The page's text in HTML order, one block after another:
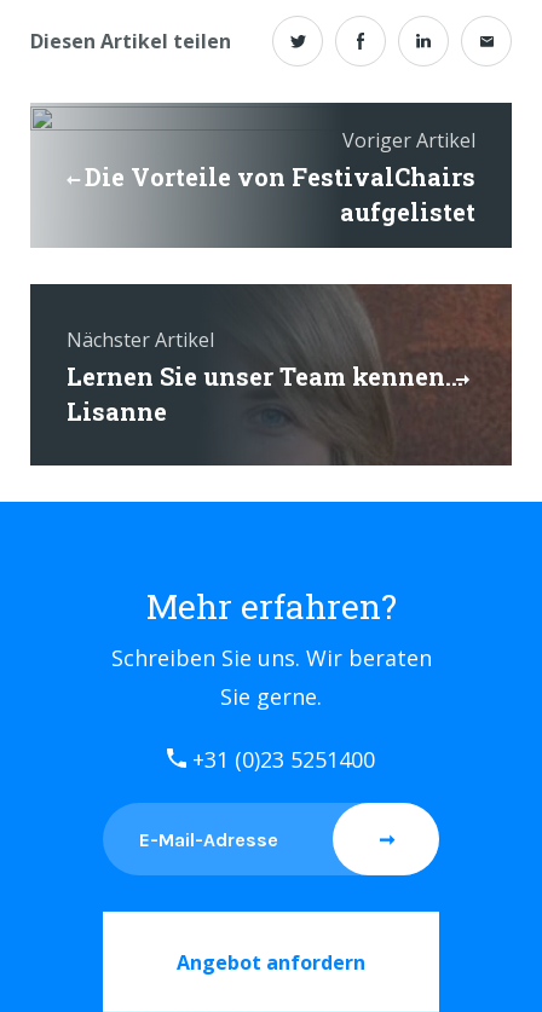
Diesen Artikel teilen
Voriger Artikel
Die Vorteile von FestivalChairs
aufgelistet
Nächster Artikel
Lernen Sie unser Team kennen...
Lisanne
Mehr erfahren?
Schreiben Sie uns. Wir beraten
Sie gerne.
+31 (0)23 5251400
Angebot anfordern